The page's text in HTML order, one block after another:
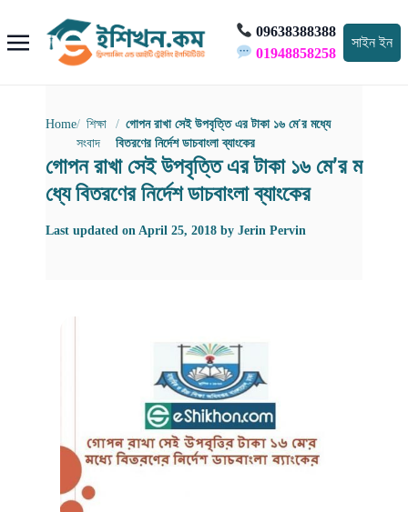
09638388388
01948858258
সাইন ইন
Home
শিক্ষা
সংবাদ
গোপন রাখা সেই উপবৃত্তি এর টাকা ১৬ মে'র মধ্যে
বিতরণের নির্দেশ ডাচবাংলা ব্যাংকের
গোপন রাখা সেই উপবৃত্তি এর টাকা ১৬ মে’র ম
ধ্যে বিতরণের নির্দেশ ডাচবাংলা ব্যাংকের
Last updated on April 25, 2018 by Jerin Pervin